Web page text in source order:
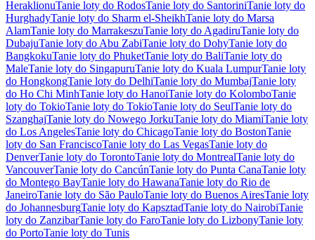
HeraklionuTanie loty do RodosTanie loty do SantoriniTanie loty do
HurghadyTanie loty do Sharm el-SheikhTanie loty do Marsa
AlamTanie loty do MarrakeszuTanie loty do AgadiruTanie loty do
DubajuTanie loty do Abu ZabiTanie loty do DohyTanie loty do
BangkokuTanie loty do PhuketTanie loty do BaliTanie loty do
MaleTanie loty do SingapuruTanie loty do Kuala LumpurTanie loty
do HongkongTanie loty do DelhiTanie loty do MumbajTanie loty
do Ho Chi MinhTanie loty do HanoiTanie loty do KolomboTanie
loty do TokioTanie loty do TokioTanie loty do SeulTanie loty do
SzanghajTanie loty do Nowego JorkuTanie loty do MiamiTanie loty
do Los AngelesTanie loty do ChicagoTanie loty do BostonTanie
loty do San FranciscoTanie loty do Las VegasTanie loty do
DenverTanie loty do TorontoTanie loty do MontrealTanie loty do
VancouverTanie loty do CancúnTanie loty do Punta CanaTanie loty
do Montego BayTanie loty do HawanaTanie loty do Rio de
JaneiroTanie loty do São PauloTanie loty do Buenos AiresTanie loty
do JohannesburgTanie loty do KapsztadTanie loty do NairobiTanie
loty do ZanzibarTanie loty do FaroTanie loty do LizbonyTanie loty
do PortoTanie loty do Tunis